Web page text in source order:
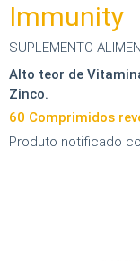
Immunity
SUPLEMENTO
Alto teor de
Zinco.
60 Comprimidos
Produto notificado